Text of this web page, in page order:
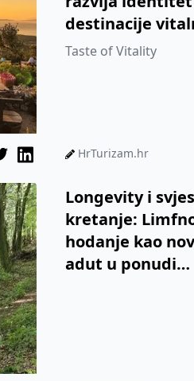
destinacije
Taste of Vitality
HrTurizam.hr
Longevity i
kretanje:
hodanje kao
adut u ponudi